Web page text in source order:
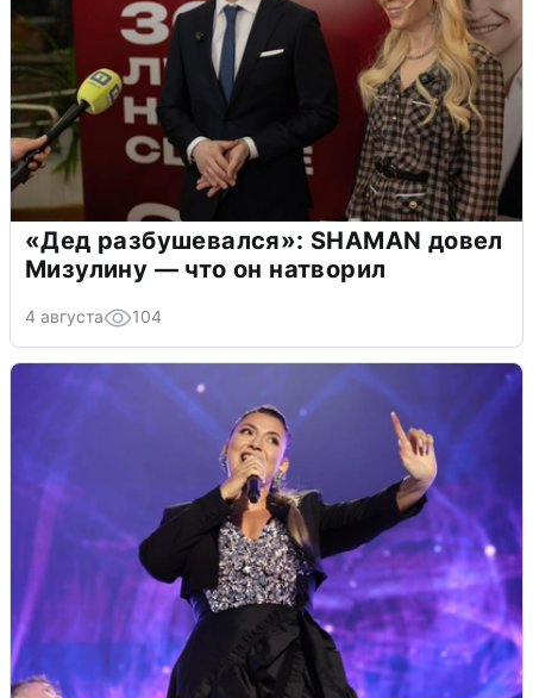
«Дед разбушевался»: SHAMAN довел
Мизулину — что он натворил
4 августа 104